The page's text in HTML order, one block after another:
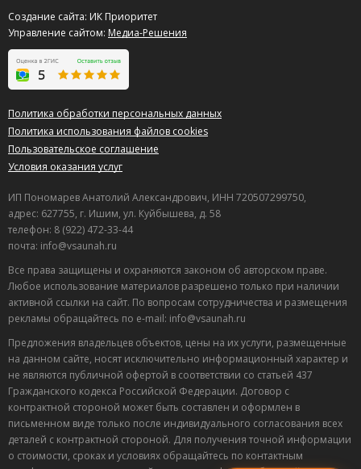
Создание сайта: ИК Приоритет
Управление сайтом: Медиа-Решения
Политика обработки персональных данных
Политика использования файлов cookies
Пользовательское соглашение
Условия оказания услуг
ИП Пономарев Анатолий Александрович, ИНН 720507299750,
адрес: 627755, г. Ишим, ул. Куйбышева, д. 58
телефон: 8 (922) 472-33-44
почта: info@vsaunah.ru
Все права защищены и охраняются законом об авторском праве.
Любое использование материалов разрешено только при наличии
активной ссылки на сайт. По вопросам сотрудничества и размещения
рекламы обращайтесь по e-mail: info@vsaunah.ru
Предложения владельцев объектов, цены на их услуги, размещенные
на данном сайте, носят исключительно информационный характер и
не являются публичной офертой в соответствии со статьей 437
Гражданского кодекса Российской Федерации. Договор с
контрактной стороной может быть составлен и оформлен в
письменном виде только после индивидуального согласования всех
деталей с контрактной стороной. Для получения точной информации
о стоимости, сроках и условиях обращайтесь по контактным
Лучшие
спецпредложения
саун
Подписывайтесь в Telegram или MAX —